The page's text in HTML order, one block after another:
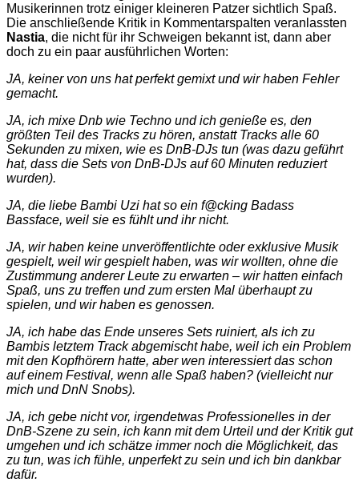
Musikerinnen trotz einiger kleineren Patzer sichtlich Spaß.
Die anschließende Kritik in Kommentarspalten veranlassten
Nastia, die nicht für ihr Schweigen bekannt ist, dann aber
doch zu ein paar ausführlichen Worten:
JA, keiner von uns hat perfekt gemixt und wir haben Fehler
gemacht.
JA, ich mixe Dnb wie Techno und ich genieße es, den
größten Teil des Tracks zu hören, anstatt Tracks alle 60
Sekunden zu mixen, wie es DnB-DJs tun (was dazu geführt
hat, dass die Sets von DnB-DJs auf 60 Minuten reduziert
wurden).
JA, die liebe Bambi Uzi hat so ein f@cking Badass
Bassface, weil sie es fühlt und ihr nicht.
JA, wir haben keine unveröffentlichte oder exklusive Musik
gespielt, weil wir gespielt haben, was wir wollten, ohne die
Zustimmung anderer Leute zu erwarten – wir hatten einfach
Spaß, uns zu treffen und zum ersten Mal überhaupt zu
spielen, und wir haben es genossen.
JA, ich habe das Ende unseres Sets ruiniert, als ich zu
Bambis letztem Track abgemischt habe, weil ich ein Problem
mit den Kopfhörern hatte, aber wen interessiert das schon
auf einem Festival, wenn alle Spaß haben? (vielleicht nur
mich und DnN Snobs).
JA, ich gebe nicht vor, irgendetwas Professionelles in der
DnB-Szene zu sein, ich kann mit dem Urteil und der Kritik gut
umgehen und ich schätze immer noch die Möglichkeit, das
zu tun, was ich fühle, unperfekt zu sein und ich bin dankbar
dafür.